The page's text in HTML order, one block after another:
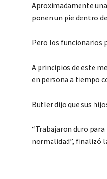
Aproximadamente
ponen un pie dentro
Pero los funcionarios
A principios de este
en persona a tiempo
Butler dijo que sus
“Trabajaron duro
normalidad”, finalizó